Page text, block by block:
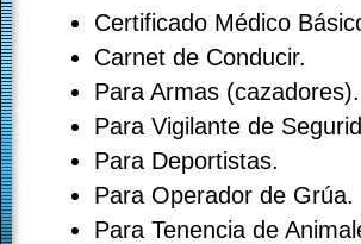
Certificado Médico
Carnet de Conducir.
Para Armas (cazadores).
Para Vigilante de
Para Deportistas.
Para Operador de Grúa.
Para Tenencia de